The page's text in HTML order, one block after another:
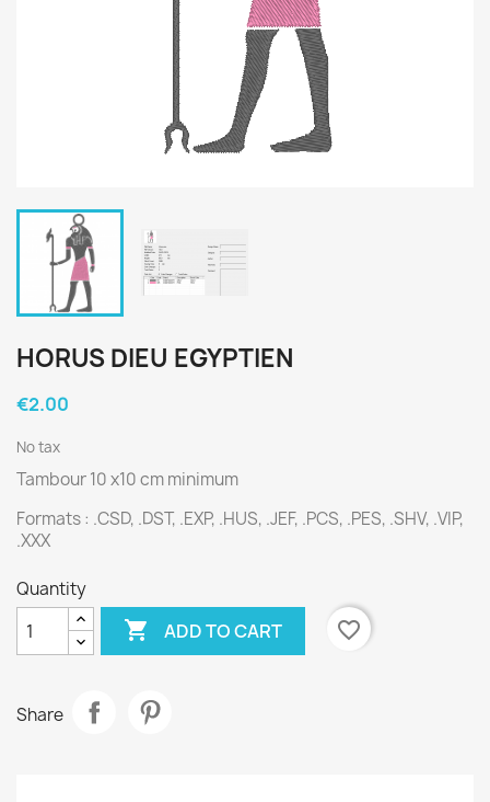
HORUS DIEU EGYPTIEN
€2.00
No tax
Tambour 10 x10 cm minimum
Formats : .CSD, .DST, .EXP, .HUS, .JEF, .PCS, .PES, .SHV, .VIP,
.XXX
Quantity
 ADD TO CART favorite_border
Share